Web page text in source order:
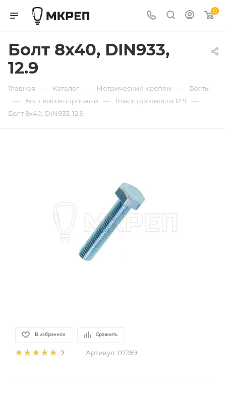
0
Болт 8х40, DIN933,
12.9
Главная — Каталог — Метрический крепеж — Болты
— Болт высокопрочный — Класс прочности 12.9 —
Болт 8х40, DIN933, 12.9
В избранное Сравнить
7 Артикул: 07359